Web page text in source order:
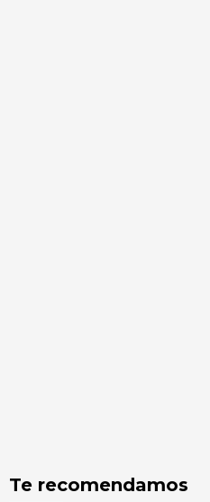
Te recomendamos